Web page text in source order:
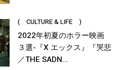
( CULTURE & LIFE )
2022年初夏のホラー映画
３選-『X エックス』『哭悲
／THE SADN...